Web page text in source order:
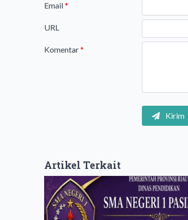
Email*
URL
Komentar*
Kirim
Artikel Terkait